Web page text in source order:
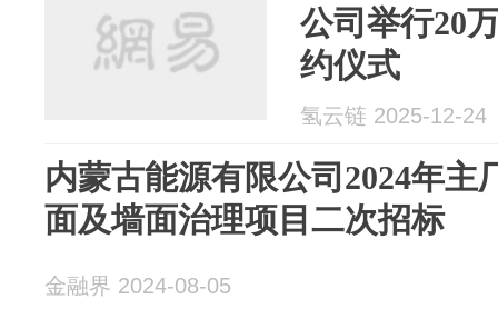
公司举行20
约仪式
氢云链 2025-12-24
内蒙古能源有限公司2024年主
面及墙面治理项目二次招标
金融界 2024-08-05